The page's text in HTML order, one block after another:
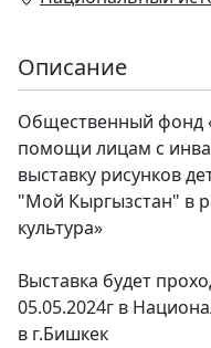
Описание
Общественный фонд
помощи лицам с
выставку рисунков
"Мой Кыргызстан" в
культура»
Выставка будет
05.05.2024г в
в г.Бишкек